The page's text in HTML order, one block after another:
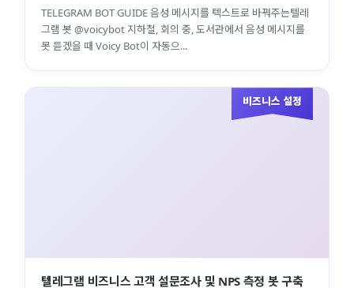
TELEGRAM BOT GUIDE 음성 메시지를 텍스트로 바꿔주는텔레
그램 봇 @voicybot 지하철, 회의 중, 도서관에서 음성 메시지를
못 듣겠을 때 Voicy Bot이 자동으...
비즈니스 설정
텔레그램 비즈니스 고객 설문조사 및 NPS 측정 봇 구축